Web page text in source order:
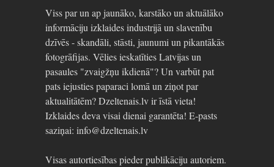
Viss par un ap jaunāko, karstāko un aktuālāko
informāciju izklaides industrijā un slavenību
dzīvēs - skandāli, stāsti, jaunumi un pikantākās
fotogrāfijas. Vēlies ieskatīties Latvijas un
pasaules "zvaigžņu ikdienā"? Un varbūt pat
pats iejusties paparaci lomā un ziņot par
aktualitātēm? Dzeltenais.lv ir īstā vieta!
Izklaides deva visai dienai garantēta! E-pasts
saziņai: info@dzeltenais.lv
Visas autortiesības pieder publikāciju autoriem.